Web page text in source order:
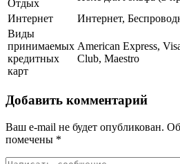
Отдых
Интернет
Интернет,
Виды
принимаемых
кредитных
карт
American Express,
Club, Maestro
Добавить комментарий
Ваш e-mail не будет опубликован.
помечены *